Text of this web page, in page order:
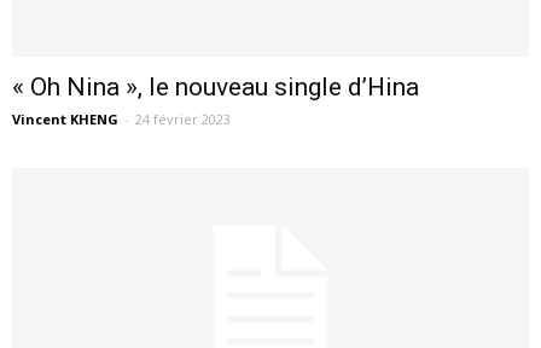
« Oh Nina », le nouveau single d’Hina
Vincent KHENG - 24 février 2023